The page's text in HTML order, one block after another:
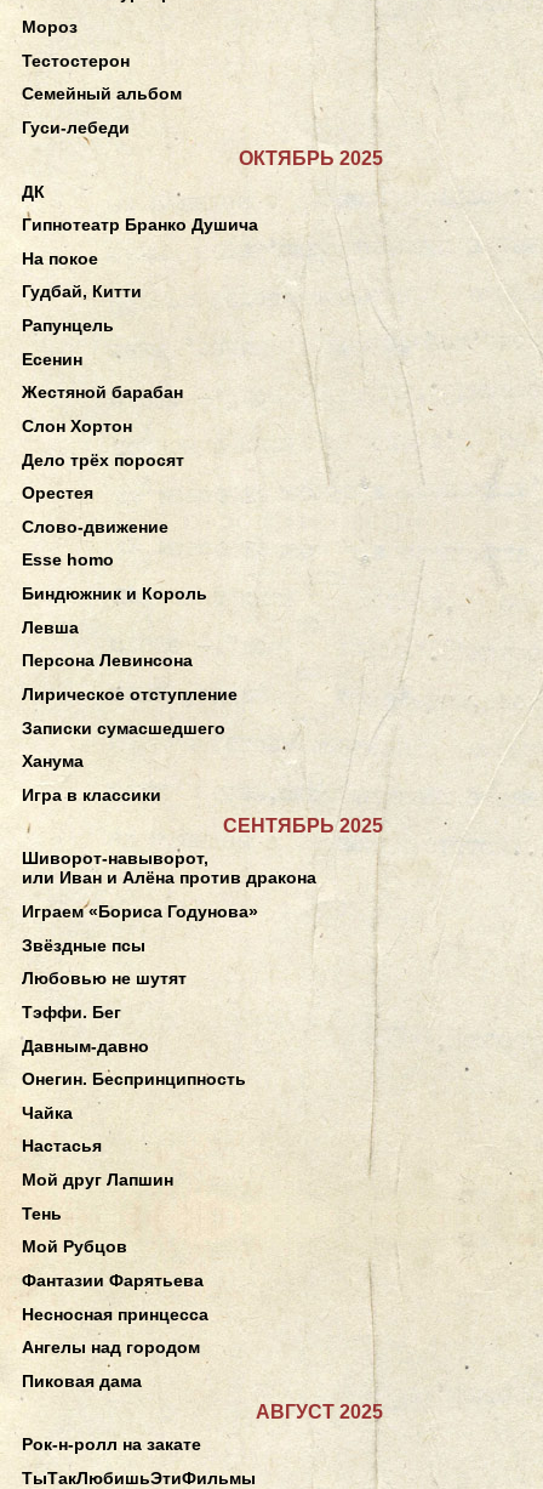
Мороз
Тестостерон
Семейный альбом
Гуси-лебеди
ОКТЯБРЬ 2025
ДК
Гипнотеатр Бранко Душича
На покое
Гудбай, Китти
Рапунцель
Есенин
Жестяной барабан
Слон Хортон
Дело трёх поросят
Орестея
Слово-движение
Esse homo
Биндюжник и Король
Левша
Персона Левинсона
Лирическое отступление
Записки сумасшедшего
Ханума
Игра в классики
СЕНТЯБРЬ 2025
Шиворот-навыворот,
или Иван и Алёна против дракона
Играем «Бориса Годунова»
Звёздные псы
Любовью не шутят
Тэффи. Бег
Давным-давно
Онегин. Беспринципность
Чайка
Настасья
Мой друг Лапшин
Тень
Мой Рубцов
Фантазии Фарятьева
Несносная принцесса
Ангелы над городом
Пиковая дама
АВГУСТ 2025
Рок-н-ролл на закате
ТыТакЛюбишьЭтиФильмы